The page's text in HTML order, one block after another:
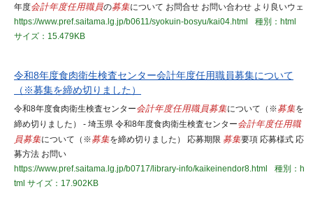
年度会計年度任用職員の募集について お問合せ お問い合わせ より良いウェ
https://www.pref.saitama.lg.jp/b0611/syokuin-bosyu/kai04.html
種別：html
サイズ：15.479KB
令和8年度食肉衛生検査センター会計年度任用職員募集について
（※募集を締め切りました）
令和8年度食肉衛生検査センター会計年度任用職員募集について（※募集を
締め切りました） - 埼玉県 令和8年度食肉衛生検査センター会計年度任用職
員募集について（※募集を締め切りました） 応募期限 募集要項 応募様式 応
募方法 お問い
https://www.pref.saitama.lg.jp/b0717/library-info/kaikeinendor8.html
種別：h
tml サイズ：17.902KB